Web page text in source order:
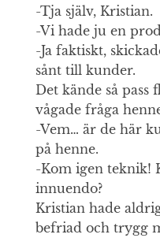
-Tja själv, Kristian.
-Vi hade ju en
-Ja faktiskt,
sånt till kunder.
Det kände så
vågade fråga
-Vem… är de här
på henne.
-Kom igen teknik!
innuendo?
Kristian hade
befriad och trygg